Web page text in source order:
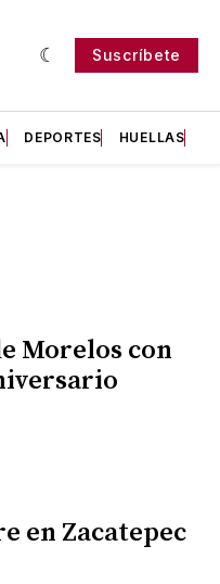
Suscríbete
DEPORTES HUELLAS
Morelos con
en Zacatepec